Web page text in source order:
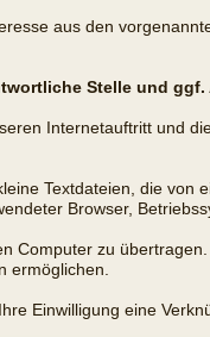
aus den
Stelle und ggf.
Internetauftritt und
Textdateien, die
Browser,
Computer zu
ermöglichen.
Einwilligung eine